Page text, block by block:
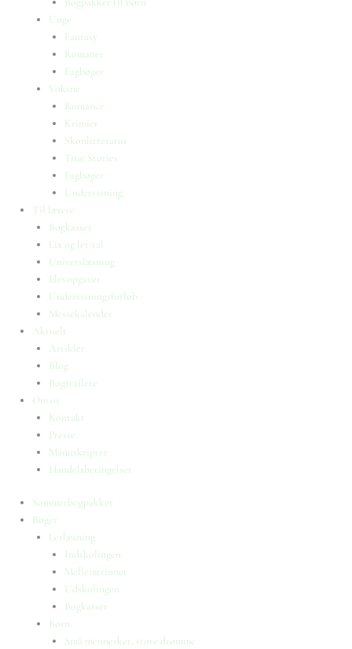
Unge
Fantasy
Romaner
Fagbøger
Voksne
Romance
Krimier
Skønlitteratur
True Stories
Fagbøger
Undervisning
Til lærere
Bogkasser
Lix og let-tal
Universlæsning
Elevopgaver
Undervisningsforløb
Messekalender
Aktuelt
Artikler
Blog
Bogtrailere
Om os
Kontakt
Presse
Manuskripter
Handelsbetingelser
Sommerbogpakker
Bøger
Letlæsning
Indskolingen
Mellemtrinnet
Udskolingen
Bogkasser
Børn
Små mennesker, store drømme